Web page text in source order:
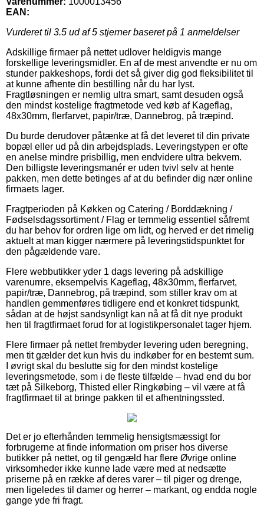
EAN:
Vurderet til 3.5 ud af 5 stjerner baseret på 1 anmeldelser
Adskillige firmaer på nettet udlover heldigvis mange
forskellige leveringsmidler. En af de mest anvendte er nu om
stunder pakkeshops, fordi det så giver dig god fleksibilitet til
at kunne afhente din bestilling når du har lyst.
Fragtløsningen er nemlig ultra smart, samt desuden også
den mindst kostelige fragtmetode ved køb af Kageflag,
48x30mm, flerfarvet, papir/træ, Dannebrog, på træpind.
Du burde derudover påtænke at få det leveret til din private
bopæl eller ud på din arbejdsplads. Leveringstypen er ofte
en anelse mindre prisbillig, men endvidere ultra bekvem.
Den billigste leveringsmanér er uden tvivl selv at hente
pakken, men dette betinges af at du befinder dig nær online
firmaets lager.
Fragtperioden på Køkken og Catering / Borddækning /
Fødselsdagssortiment / Flag er temmelig essentiel såfremt
du har behov for ordren lige om lidt, og herved er det rimelig
aktuelt at man kigger nærmere på leveringstidspunktet for
den pågældende vare.
Flere webbutikker yder 1 dags levering på adskillige
varenumre, eksempelvis Kageflag, 48x30mm, flerfarvet,
papir/træ, Dannebrog, på træpind, som stiller krav om at
handlen gemmenføres tidligere end et konkret tidspunkt,
sådan at de højst sandsynligt kan nå at få dit nye produkt
hen til fragtfirmaet forud for at logistikpersonalet tager hjem.
Flere firmaer på nettet frembyder levering uden beregning,
men tit gælder det kun hvis du indkøber for en bestemt sum.
I øvrigt skal du beslutte sig for den mindst kostelige
leveringsmetode, som i de fleste tilfælde – hvad end du bor
tæt på Silkeborg, Thisted eller Ringkøbing – vil være at få
fragtfirmaet til at bringe pakken til et afhentningssted.
Det er jo efterhånden temmelig hensigtsmæssigt for
forbrugerne at finde information om priser hos diverse
butikker på nettet, og til gengæld har flere Øvrige online
virksomheder ikke kunne lade være med at nedsætte
priserne på en række af deres varer – til piger og drenge,
men ligeledes til damer og herrer – markant, og endda nogle
gange yde fri fragt.